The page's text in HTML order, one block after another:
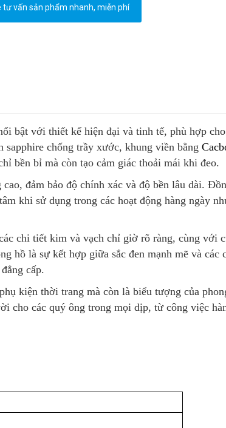
tư vấn sản phẩm nhanh, miễn phí
bật với thiết kế hiện đại và tinh tế, phù hợp cho
chống trầy xước, khung viền bằng
bền bỉ mà còn tạo cảm giác thoải mái khi đeo.
đảm bảo độ chính xác và độ bền lâu dài.
khi sử dụng trong các hoạt động hàng ngày
chi tiết kim và vạch chỉ giờ rõ ràng, cùng với
hồ là sự kết hợp giữa sắc đen mạnh mẽ và các
cấp.
kiện thời trang mà còn là biểu tượng của
cho các quý ông trong mọi dịp, từ công việc